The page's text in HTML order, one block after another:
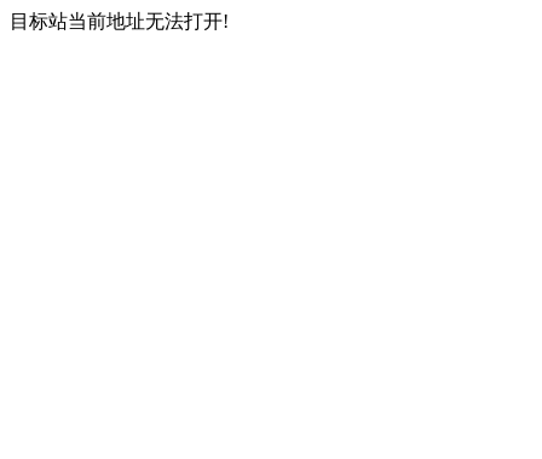
目标站当前地址无法打开!